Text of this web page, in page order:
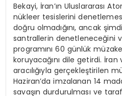
Bekayi, İran’ın Uluslararası
nükleer tesislerini
doğru olmadığını, ancak
santrallerin denetleneceğini
programını 60 günlük
koruyacağını dile getirdi. İran
aracılığıyla gerçekleştirilen
Haziran’da imzalanan 14
savaşın durdurulması ve